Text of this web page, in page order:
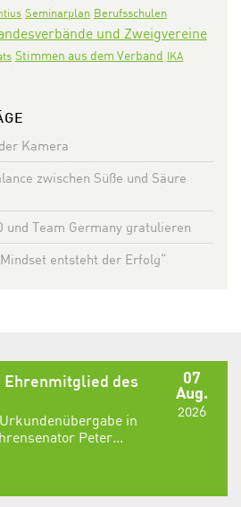
Seminarplan Berufsschulen
und Zweigvereine
Stimmen aus dem Verband IKA
Kamera
zwischen Süße und Säure
und Team Germany gratulieren
entsteht der Erfolg“
07
Aug.
2026
Ehrenmitglied des
in
Peter...